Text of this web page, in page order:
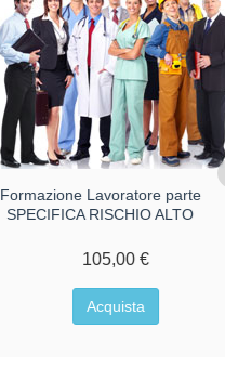
Formazione Lavoratore parte
SPECIFICA RISCHIO ALTO
105,00 €
Acquista